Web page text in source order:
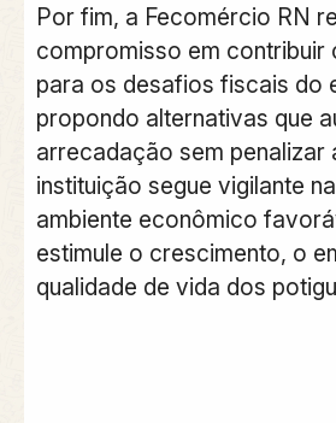
Por fim, a Fecomércio RN
compromisso em contribuir
para os desafios fiscais do
propondo alternativas que
arrecadação sem penalizar
instituição segue vigilante
ambiente econômico
estimule o crescimento, o
qualidade de vida dos